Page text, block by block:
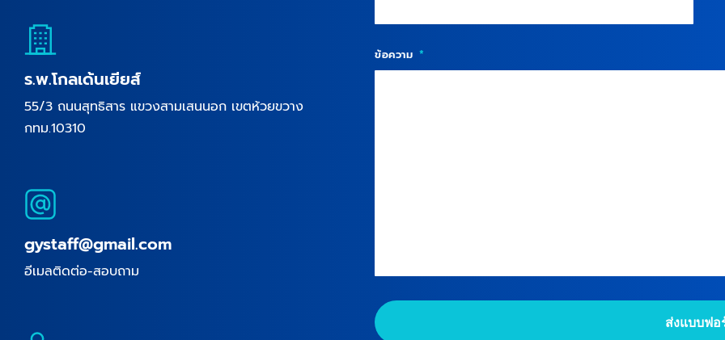
ร.พ.โกลเด้นเยียส์
55/3 ถนนสุทธิสาร แขวงสามเสนนอก เขตห้วยขวาง
กทม.10310
gystaff@gmail.com
อีเมลติดต่อ-สอบถาม
ข้อความ
ส่งแบบฟอ